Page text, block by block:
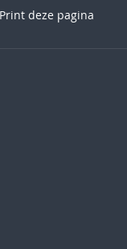
Print deze pagina